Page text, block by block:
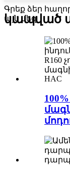
Գրեք ձեր
այն մեզ
կապված